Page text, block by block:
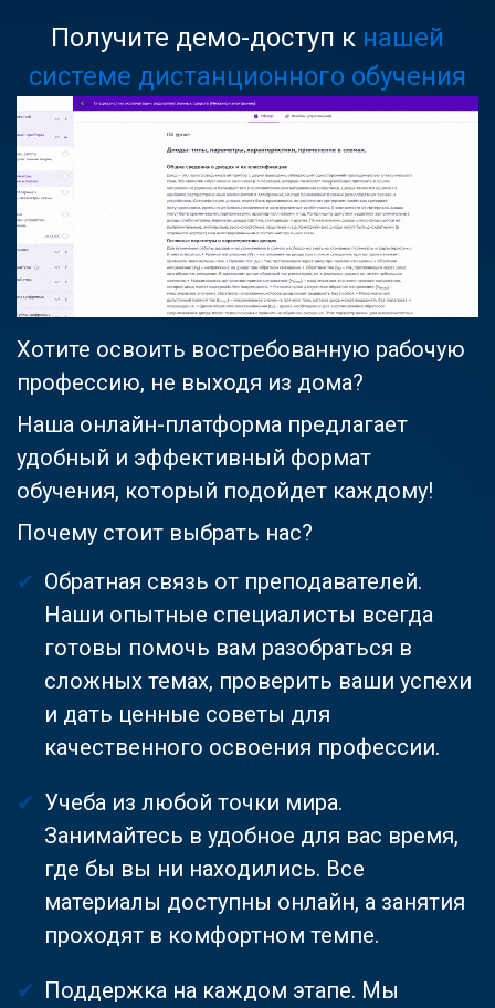
Получите демо-доступ к нашей
системе дистанционного обучения
Хотите освоить востребованную рабочую
профессию, не выходя из дома?
Наша онлайн-платформа предлагает
удобный и эффективный формат
обучения, который подойдет каждому!
Почему стоит выбрать нас?
Обратная связь от преподавателей.
Наши опытные специалисты всегда
готовы помочь вам разобраться в
сложных темах, проверить ваши успехи
и дать ценные советы для
качественного освоения профессии.
Учеба из любой точки мира.
Занимайтесь в удобное для вас время,
где бы вы ни находились. Все
материалы доступны онлайн, а занятия
проходят в комфортном темпе.
Поддержка на каждом этапе. Мы